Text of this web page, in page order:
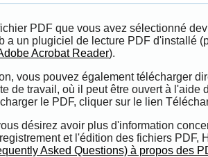
PDF que vous avez sélectionné
a un plugiciel de lecture PDF d'installé
Acrobat Reader).
vous pouvez également télécharger
de travail, où il peut être ouvert à l'aide
le PDF, cliquer sur le lien
désirez avoir plus d'information
et l'édition des fichiers PDF,
Asked Questions) à propos des